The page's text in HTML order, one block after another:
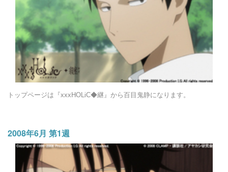
トップページは『xxxHOLiC◆継』から百目鬼静になります。
2008年6月 第1週